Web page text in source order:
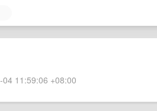
11:59:06 +08:00